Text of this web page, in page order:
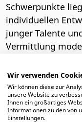
Schwerpunkte
individuellen
junger Talente
Vermittlung
Gruppe: Autoren
ALLE AUTOREN
Wir verwenden
Wir können diese zur
unsere Website zu
Ihnen ein großartiges
Informationen zu den von
Einstellungen.